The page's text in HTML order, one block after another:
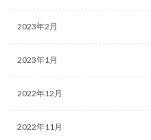
2023年2月
2023年1月
2022年12月
2022年11月